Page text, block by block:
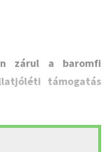
zárul a baromfi
támogatás